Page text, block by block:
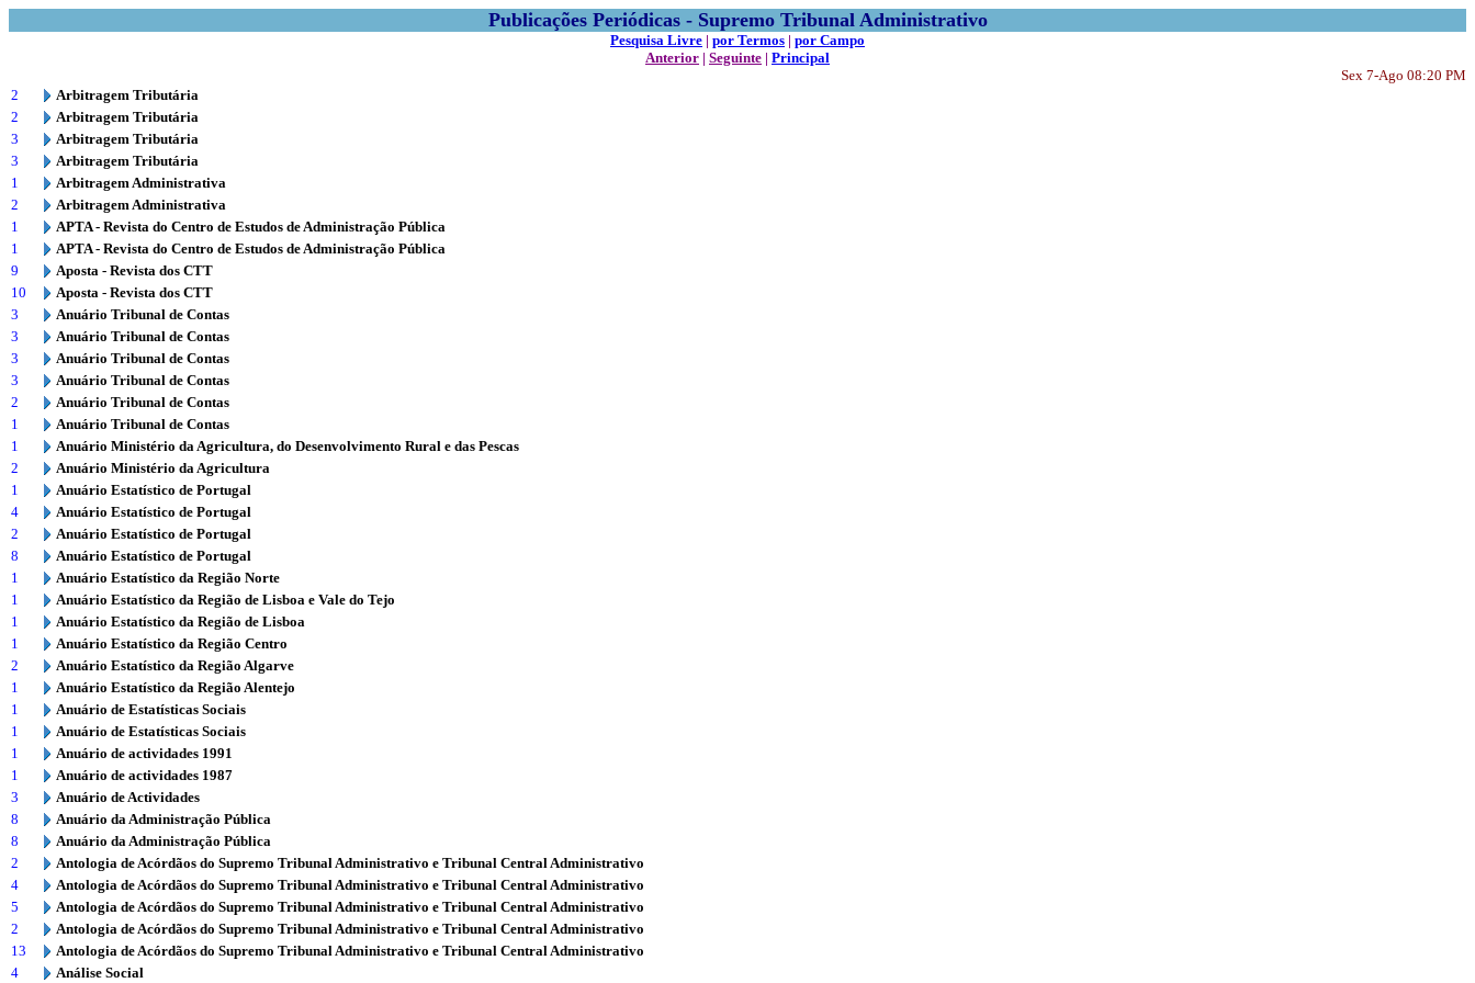
Publicações Periódicas - Supremo Tribunal Administrativo
Pesquisa Livre | por Termos | por Campo
Anterior | Seguinte | Principal
Sex 7-Ago 08:20 PM
2
Arbitragem Tributária
2
Arbitragem Tributária
3
Arbitragem Tributária
3
Arbitragem Tributária
1
Arbitragem Administrativa
2
Arbitragem Administrativa
1
APTA - Revista do Centro de Estudos de Administração Pública
1
APTA - Revista do Centro de Estudos de Administração Pública
9
Aposta - Revista dos CTT
10
Aposta - Revista dos CTT
3
Anuário Tribunal de Contas
3
Anuário Tribunal de Contas
3
Anuário Tribunal de Contas
3
Anuário Tribunal de Contas
2
Anuário Tribunal de Contas
1
Anuário Tribunal de Contas
1
Anuário Ministério da Agricultura, do Desenvolvimento Rural e das Pescas
2
Anuário Ministério da Agricultura
1
Anuário Estatístico de Portugal
4
Anuário Estatístico de Portugal
2
Anuário Estatístico de Portugal
8
Anuário Estatístico de Portugal
1
Anuário Estatístico da Região Norte
1
Anuário Estatístico da Região de Lisboa e Vale do Tejo
1
Anuário Estatístico da Região de Lisboa
1
Anuário Estatístico da Região Centro
2
Anuário Estatístico da Região Algarve
1
Anuário Estatístico da Região Alentejo
1
Anuário de Estatísticas Sociais
1
Anuário de Estatísticas Sociais
1
Anuário de actividades 1991
1
Anuário de actividades 1987
3
Anuário de Actividades
8
Anuário da Administração Pública
8
Anuário da Administração Pública
2
Antologia de Acórdãos do Supremo Tribunal Administrativo e Tribunal Central Administrativo
4
Antologia de Acórdãos do Supremo Tribunal Administrativo e Tribunal Central Administrativo
5
Antologia de Acórdãos do Supremo Tribunal Administrativo e Tribunal Central Administrativo
2
Antologia de Acórdãos do Supremo Tribunal Administrativo e Tribunal Central Administrativo
13
Antologia de Acórdãos do Supremo Tribunal Administrativo e Tribunal Central Administrativo
4
Análise Social